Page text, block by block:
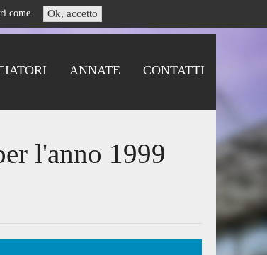
come Ok, accetto
ANNATE CONTATTI
l'anno 1999